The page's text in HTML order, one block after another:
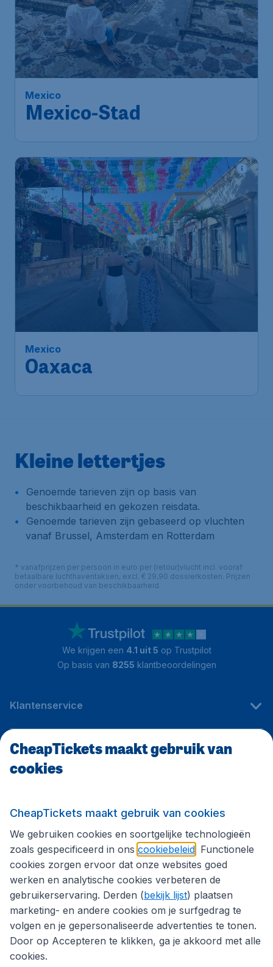
Mexico
Mexico-Stad
Mexico
Oaxaca
Kleine lettertjes
Genoemde tarieven zijn op basis van
beschikbaarheid en gekozen reisdata.
Genoemde tarieven zijn gebaseerd op vluchten
vanaf Brussel, Amsterdam en Rotterdam
* vanafprijzen per persoon in euro per (retour)vlucht incl. vooraf
betaalbare luchthaventaksen, excl. € 29,90 dossierkosten. Prijzen
onder voorbehoud van beschikbaarheid.
We krijgen een 4.1 uit 5 op Trustpilot
Op basis van 8255 klantbeoordelingen
Klantenservice
CheapTickets.be
Volg CheapTickets.be
CheapTickets maakt gebruik van
cookies
CheapTickets maakt gebruik van cookies
We gebruiken cookies en soortgelijke technologieën
zoals gespecificeerd in ons cookiebeleid . Functionele
cookies zorgen ervoor dat onze websites goed
werken en analytische cookies verbeteren de
gebruikerservaring. Derden (bekijk lijst) plaatsen
marketing- en andere cookies om je surfgedrag te
volgen en je gepersonaliseerde advertenties te tonen.
Door op Accepteren te klikken, ga je akkoord met alle
cookies.